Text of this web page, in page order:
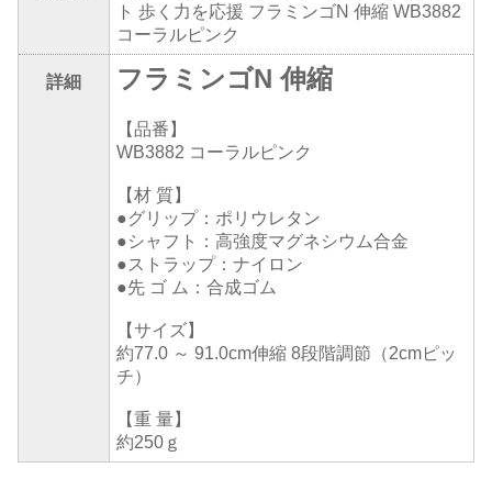
ト 歩く力を応援 フラミンゴN 伸縮 WB3882
コーラルピンク
詳細 フラミンゴN 伸縮
【品番】
WB3882 コーラルピンク
【材 質】
●グリップ：ポリウレタン
●シャフト：高強度マグネシウム合金
●ストラップ：ナイロン
●先 ゴ ム：合成ゴム
【サイズ】
約77.0 ～ 91.0cm伸縮 8段階調節（2cmピッ
チ）
【重 量】
約250ｇ